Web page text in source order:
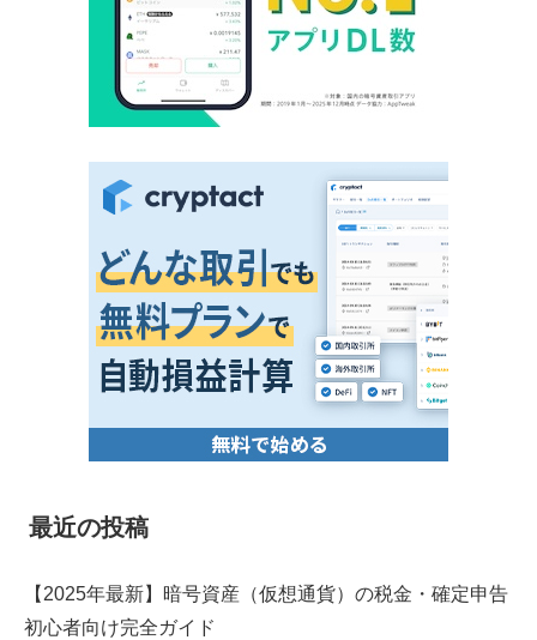
最近の投稿
【2025年最新】暗号資産（仮想通貨）の税金・確定申告
初心者向け完全ガイド